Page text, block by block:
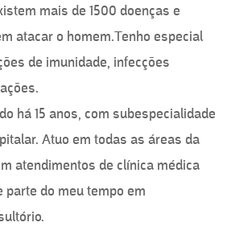
mais de 1500 doenças e
atacar o homem.Tenho especial
de imunidade, infecções
há 15 anos, com subespecialidade
Atuo em todas as áreas da
atendimentos de clínica médica
parte do meu tempo em